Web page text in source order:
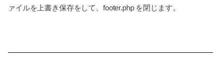
ァイルを上書き保存をして、footer.php を閉じます。